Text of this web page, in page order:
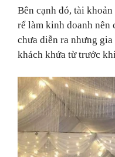
Bên cạnh đó, tài
rể làm kinh doanh nên
chưa diễn ra nhưng
khách khứa từ trước